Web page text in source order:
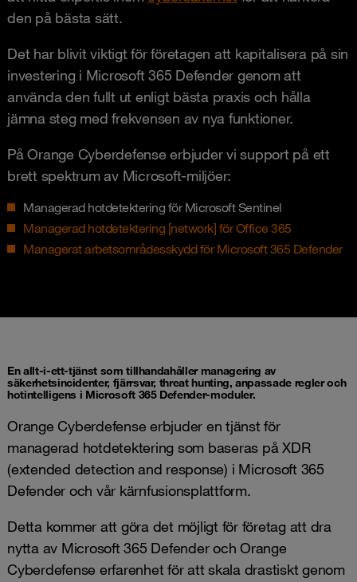
den på bästa sätt.
Det har blivit viktigt för företagen att kapitalisera på sin
investering i Microsoft 365 Defender genom att
använda den fullt ut enligt bästa praxis och hålla
jämna steg med frekvensen av nya funktioner.
På Orange Cyberdefense erbjuder vi support på ett
brett spektrum av Microsoft-miljöer:
Managerad hotdetektering för Microsoft Sentinel
Managerad hotdetektering [network] för Office 365
Managerat arbetsområdesskydd för Microsoft 365 Defender
En allt-i-ett-tjänst som tillhandahåller managering av
säkerhetsincidenter, fjärrsvar, threat hunting, anpassade regler och
hotintelligens i Microsoft 365 Defender-moduler.
Orange Cyberdefense erbjuder en tjänst för
managerad hotdetektering som baseras på XDR
(extended detection and response) i Microsoft 365
Defender och vår kärnfusionsplattform.
Detta kommer att göra det möjligt för företag att dra
nytta av Microsoft 365 Defender och Orange
Cyberdefense erfarenhet för att skala drastiskt genom